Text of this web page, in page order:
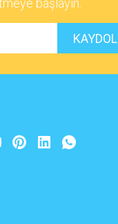
başlayın.
KAYDOL